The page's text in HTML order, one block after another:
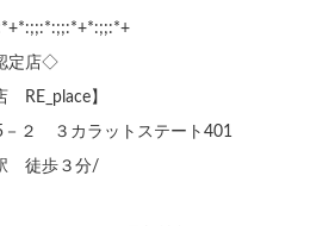
定店◇
RE_place】
－２ ３カラットステート401
徒歩３分/